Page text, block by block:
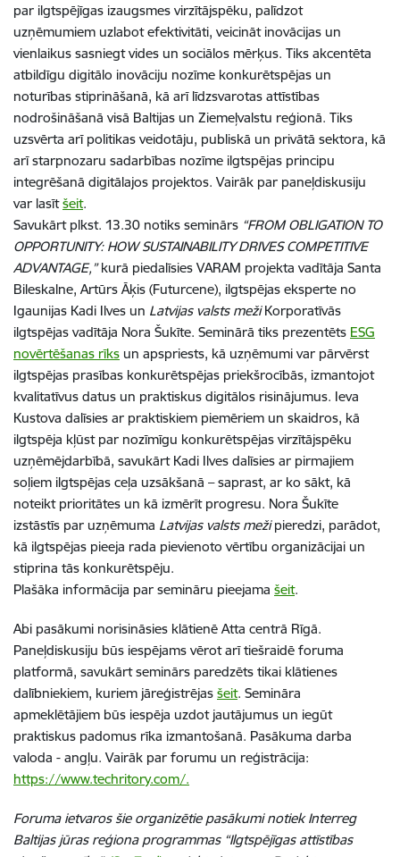
par ilgtspējīgas izaugsmes virzītājspēku, palīdzot
uzņēmumiem uzlabot efektivitāti, veicināt inovācijas un
vienlaikus sasniegt vides un sociālos mērķus. Tiks akcentēta
atbildīgu digitālo inovāciju nozīme konkurētspējas un
noturības stiprināšanā, kā arī līdzsvarotas attīstības
nodrošināšanā visā Baltijas un Ziemeļvalstu reģionā. Tiks
uzsvērta arī politikas veidotāju, publiskā un privātā sektora, kā
arī starpnozaru sadarbības nozīme ilgtspējas principu
integrēšanā digitālajos projektos. Vairāk par paneļdiskusiju
var lasītšeit.
Savukārt plkst. 13.30 notiks seminārs “FROM OBLIGATION TO
OPPORTUNITY: HOW SUSTAINABILITY DRIVES COMPETITIVE
ADVANTAGE,”kurā piedalīsies VARAM projekta vadītāja Santa
Bileskalne, Artūrs Āķis (Futurcene), ilgtspējas eksperte no
Igaunijas Kadi Ilves un Latvijas valsts mežiKorporatīvās
ilgtspējas vadītāja Nora Šukīte. Seminārā tiks prezentēts ESG
novērtēšanas rīks un apspriests, kā uzņēmumi var pārvērst
ilgtspējas prasības konkurētspējas priekšrocībās, izmantojot
kvalitatīvus datus un praktiskus digitālos risinājumus. Ieva
Kustova dalīsies ar praktiskiem piemēriem un skaidros, kā
ilgtspēja kļūst par nozīmīgu konkurētspējas virzītājspēku
uzņēmējdarbībā, savukārt Kadi Ilves dalīsies ar pirmajiem
soļiem ilgtspējas ceļa uzsākšanā – saprast, ar ko sākt, kā
noteikt prioritātes un kā izmērīt progresu. Nora Šukīte
izstāstīs par uzņēmuma Latvijas valsts mežipieredzi, parādot,
kā ilgtspējas pieeja rada pievienoto vērtību organizācijai un
stiprina tās konkurētspēju.
Plašāka informācija par semināru pieejama šeit.
Abi pasākumi norisināsies klātienē Atta centrā Rīgā.
Paneļdiskusiju būs iespējams vērot arī tiešraidē foruma
platformā, savukārt seminārs paredzēts tikai klātienes
dalībniekiem, kuriem jāreģistrējas šeit. Semināra
apmeklētājiem būs iespēja uzdot jautājumus un iegūt
praktiskus padomus rīka izmantošanā. Pasākuma darba
valoda - angļu. Vairāk par forumu un reģistrācija:
https://www.techritory.com/.
Foruma ietvaros šie organizētie pasākumi notiekInterreg
Baltijas jūras reģiona programmas “Ilgtspējīgas attīstības